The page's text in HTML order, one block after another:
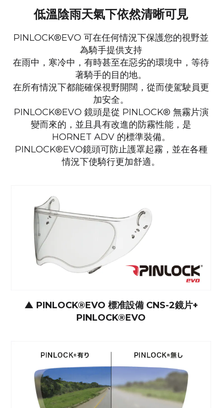
低溫陰雨天氣下依然清晰可見
PINLOCK®EVO 可在任何情況下保護您的視野並
為騎手提供支持
在雨中，寒冷中，有時甚至在惡劣的環境中，等待
著騎手的目的地。
在所有情況下都能確保視野開闊，從而使駕駛員更
加安全。
PINLOCK®EVO 鏡頭是從 PINLOCK® 無霧片演
變而來的，並且具有改進的防霧性能，是
HORNET ADV 的標準裝備。
PINLOCK®EVO鏡頭可防止護罩起霧，並在各種
情況下使騎行更加舒適。
▲ PINLOCK®EVO 標准設備 CNS-2鏡片+
PINLOCK®EVO